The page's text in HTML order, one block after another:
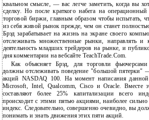
квальном смысле, — вас легче заметить, когда вы
сделку. Но после краткого набега на операционный
торговой биржи, главным образом чтобы испытать,
из себя живой рынок прежде, чем он станет
Брэд зарабатывает на жизнь на экране своего
отслеживать множественные рынки, направлять и
деятельность младших трейдеров на рынке, и
дня комментарии на вебсайте TeachTrade.Com.
Как объясняет Брэд, для торговли
должны отслеживать поведение "большой пятерки"
акций NASDAQ 100. На момент написания
Microsoft, Intel, Qualcomm, Cisco и Oracle. Вместе
составляют более 25% капитализации всего
происходит с этими пятью акциями, наиболее сильно
индекс. Следовательно, совершенно очевидно, вы
понимать и знать движения этих пяти акций.